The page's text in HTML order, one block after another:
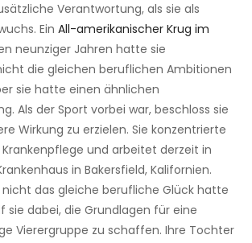
Verantwortung, als sie als
Ein All-amerikanischer Krug im
neunziger Jahren hatte sie
die gleichen beruflichen Ambitionen
sie hatte einen ähnlichen
Als der Sport vorbei war, beschloss sie
Wirkung zu erzielen. Sie konzentrierte
und arbeitet derzeit in
in Bakersfield, Kalifornien.
das gleiche berufliche Glück hatte
sie dabei, die Grundlagen für eine
Vierergruppe zu schaffen. Ihre Tochter